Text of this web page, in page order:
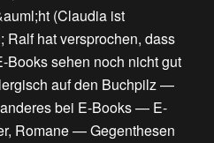
(Claudia ist
Ralf hat versprochen, dass
Books sehen noch nicht gut
auf den Buchpilz—
bei E-Books— E-
Romane—Gegenthesen